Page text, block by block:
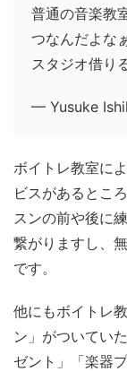
普通の音楽教
つなんだよな
スタジオ借り
— Yusuke
ボイトレ教室に
ビスがあるとこ
スンの前や後に
繋がりますし、
です。
他にもボイトレ
ン」がついてい
ゼント」「楽器